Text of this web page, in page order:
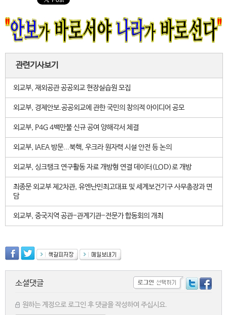
관련기사보기
외교부, 재외공관 공공외교 현장실습원 모집
외교부, 경제안보.공공외교에 관한 국민의 창의적 아이디어 공모
외교부, P4G 4백만불 신규 공여 양해각서 체결
외교부, IAEA 방문...북핵, 우크라 원자력 시설 안전 등 논의
외교부, 싱크탱크 연구활동 자료 개방형 연결 데이터(LOD)로 개방
최종문 외교부 제2차관, 유엔난민최고대표 및 세계보건기구 사무총장과 면
담
외교부, 중국지역 공관-관계기관-전문가 합동회의 개최
소셜댓글
원하는 계정으로 로그인 후 댓글을 작성하여 주십시요.